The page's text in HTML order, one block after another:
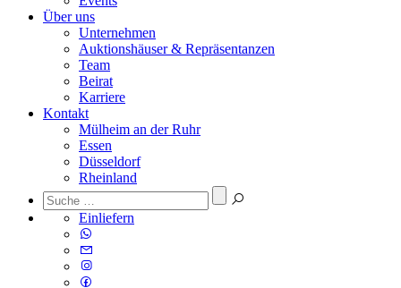
Über uns
Unternehmen
Auktionshäuser & Repräsentanzen
Team
Beirat
Karriere
Kontakt
Mülheim an der Ruhr
Essen
Düsseldorf
Rheinland
Einliefern